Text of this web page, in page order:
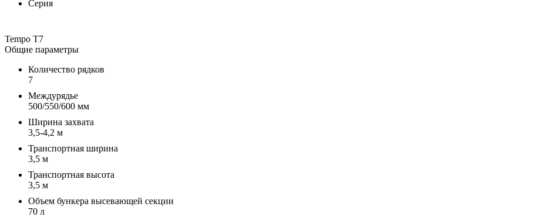
Серия
Tempo T7
Общие параметры
Количество рядков
7
Междурядье
500/550/600 мм
Ширина захвата
3,5-4,2 м
Транспортная ширина
3,5 м
Транспортная высота
3,5 м
Объем бункера высевающей секции
70 л